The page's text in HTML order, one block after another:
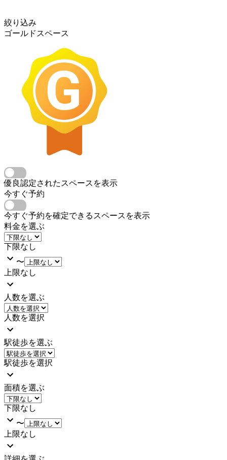
絞り込み
ゴールドスペース
優良認定されたスペースを表示
今すぐ予約
今すぐ予約を確定できるスペースを表示
料金を選ぶ
下限なし
〜
上限なし
人数を選ぶ
人数を選択
駅徒歩を選ぶ
駅徒歩を選択
面積を選ぶ
下限なし
〜
上限なし